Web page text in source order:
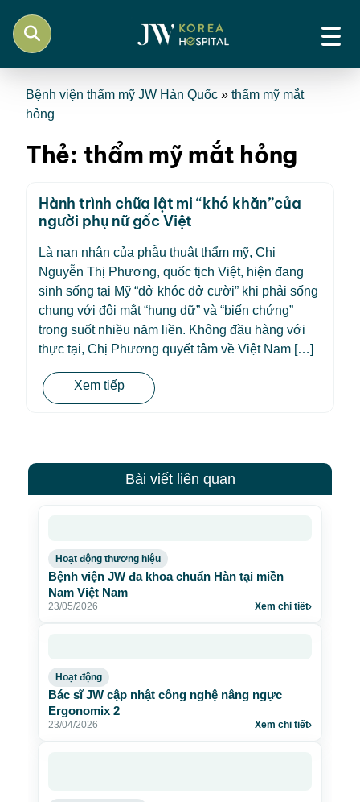
Bệnh viện thẩm mỹ JW Hàn Quốc » thẩm mỹ mắt
hỏng
Thẻ: thẩm mỹ mắt hỏng
Hành trình chữa lật mi “khó khăn”của
người phụ nữ gốc Việt
Là nạn nhân của phẫu thuật thẩm mỹ, Chị
Nguyễn Thị Phương, quốc tịch Việt, hiện đang
sinh sống tại Mỹ “dở khóc dở cười” khi phải sống
chung với đôi mắt “hung dữ” và “biến chứng”
trong suốt nhiều năm liền. Không đầu hàng với
thực tại, Chị Phương quyết tâm về Việt Nam […]
Xem tiếp
Bài viết liên quan
Hoạt động thương hiệu
Bệnh viện JW đa khoa chuẩn Hàn tại miền
Nam Việt Nam
23/05/2026 Xem chi tiết›
Hoạt động
Bác sĩ JW cập nhật công nghệ nâng ngực
Ergonomix 2
23/04/2026 Xem chi tiết›